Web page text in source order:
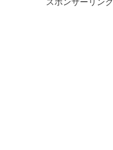
スポンサーリンク